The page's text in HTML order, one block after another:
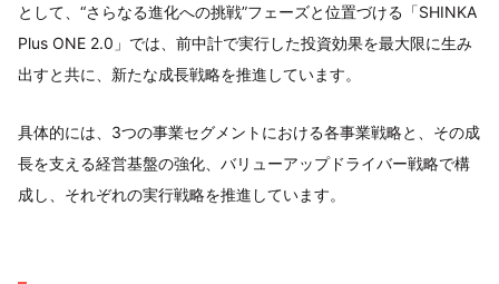
として、“さらなる進化への挑戦”フェーズと位置づける「SHINKA
Plus ONE 2.0」では、前中計で実行した投資効果を最大限に生み
出すと共に、新たな成長戦略を推進しています。
具体的には、3つの事業セグメントにおける各事業戦略と、その成
長を支える経営基盤の強化、バリューアップドライバー戦略で構
成し、それぞれの実行戦略を推進しています。